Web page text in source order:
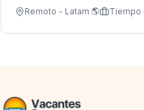
flexibilidad.
Remoto - Latam 🌎 Tiempo